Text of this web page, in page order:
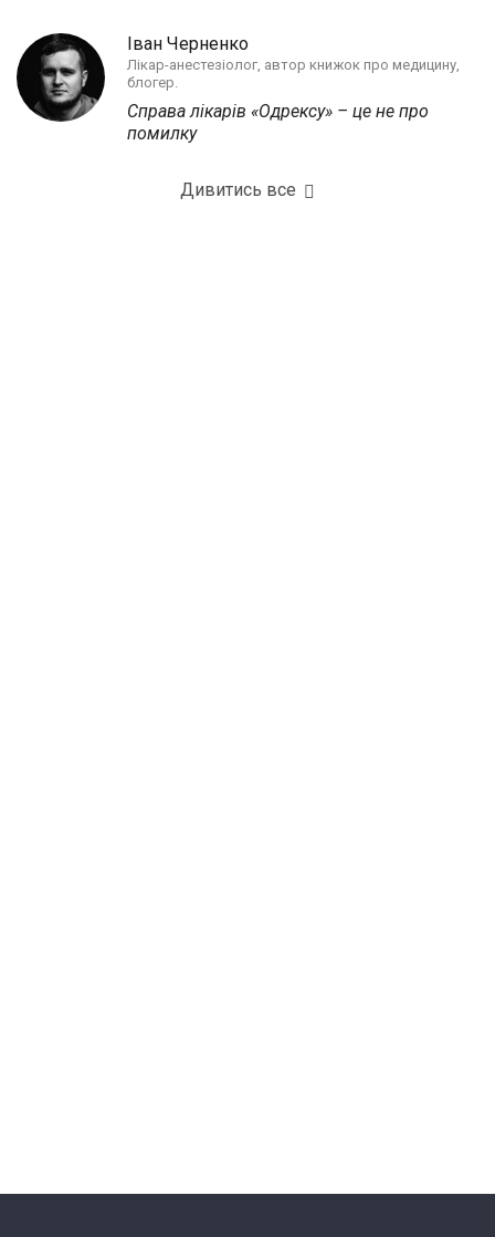
Іван Черненко
Лікар-анестезіолог, автор книжок про медицину,
блогер.
Справа лікарів «Одрексу» – це не про
помилку
Дивитись все